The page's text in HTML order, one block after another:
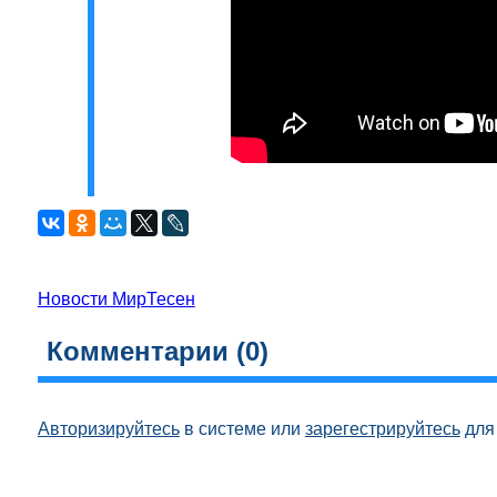
Новости МирТесен
Комментарии (0)
Авторизируйтесьв системе или зарегестрируйтесьдля